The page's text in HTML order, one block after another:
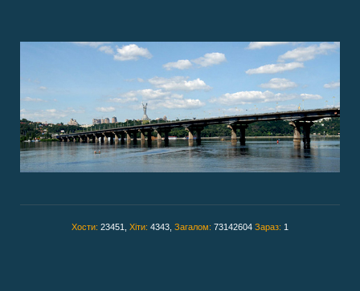
Хости: 23451, Хіти: 4343, Загалом: 73142604 Зараз: 1